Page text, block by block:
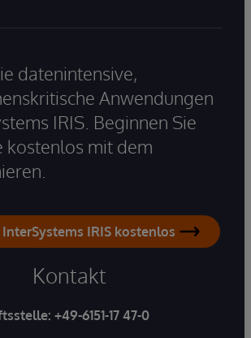
datenintensive,
Anwendungen
IRIS. Beginnen Sie
kostenlos mit dem
InterSystems IRIS kostenlos
Kontakt
+49-6151-17 47-0